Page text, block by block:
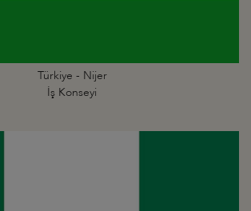
Türkiye - Nijer
İş Konseyi